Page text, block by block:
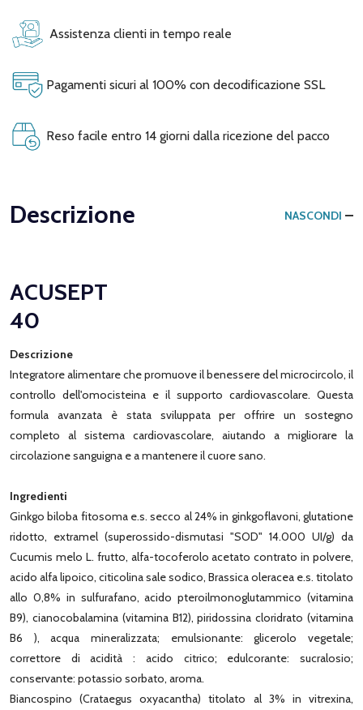
Assistenza clienti in tempo reale
Pagamenti sicuri al 100% con decodificazione SSL
Reso facile entro 14 giorni dalla ricezione del pacco
Descrizione NASCONDI
ACUSEPT
40
Descrizione
Integratore alimentare che promuove il benessere del microcircolo, il
controllo dell'omocisteina e il supporto cardiovascolare. Questa
formula avanzata è stata sviluppata per offrire un sostegno
completo al sistema cardiovascolare, aiutando a migliorare la
circolazione sanguigna e a mantenere il cuore sano.
Ingredienti
Ginkgo biloba fitosoma e.s. secco al 24% in ginkgoflavoni, glutatione
ridotto, extramel (superossido-dismutasi "SOD" 14.000 UI/g) da
Cucumis melo L. frutto, alfa-tocoferolo acetato contrato in polvere,
acido alfa lipoico, citicolina sale sodico, Brassica oleracea e.s. titolato
allo 0,8% in sulfurafano, acido pteroilmonoglutammico (vitamina
B9), cianocobalamina (vitamina B12), piridossina cloridrato (vitamina
B6 ), acqua mineralizzata; emulsionante: glicerolo vegetale;
correttore di acidità : acido citrico; edulcorante: sucralosio;
conservante: potassio sorbato, aroma.
Biancospino (Crataegus oxyacantha) titolato al 3% in vitrexina,